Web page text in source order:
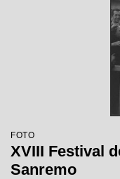
FOTO
XVIII Festival
Sanremo